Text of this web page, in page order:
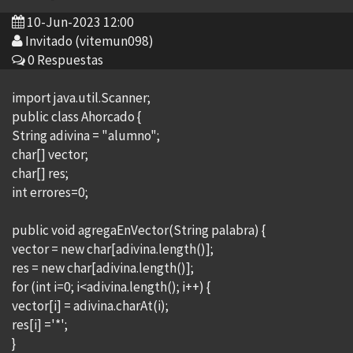
10-Jun-2023 12:00
Invitado (vitemun098)
0 Respuestas
import java.util.Scanner;
public class Ahorcado {
String adivina = "alumno";
char[] vector;
char[] res;
int errores=0;
public void agregaEnVector(String palabra) {
vector = new char[adivina.length()];
res = new char[adivina.length()];
for (int i=0; i<adivina.length(); i++) {
vector[i] = adivina.charAt(i);
res[i] ='*';
}